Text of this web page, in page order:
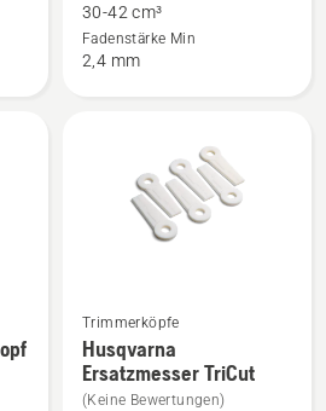
Trimmerkopf
T35X
anzeigen,
30-42 cm³
Fadenstärke Min
2,4 mm
Mehr
Details
zu
Trimmerköpfe
Husqvarna
Ersatzmesser TriCut
(Keine Bewertungen)